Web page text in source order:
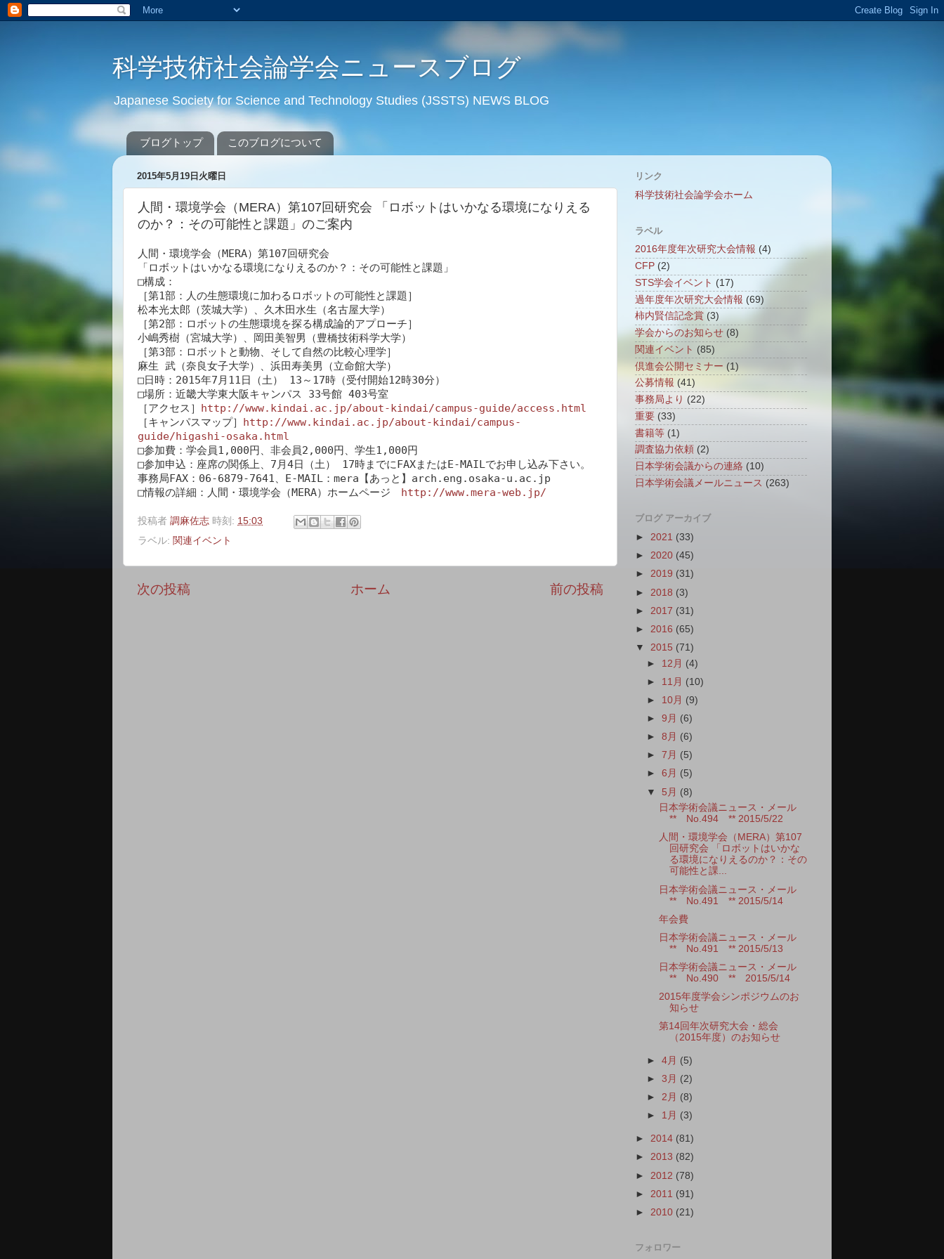
科学技術社会論学会ニュースブログ
Japanese Society for Science and Technology Studies (JSSTS) NEWS BLOG
ブログトップ このブログについて
2015年5月19日火曜日
人間・環境学会（MERA）第107回研究会 「ロボットはいかなる環境になりえる
のか？：その可能性と課題」のご案内
人間・環境学会（MERA）第107回研究会
「ロボットはいかなる環境になりえるのか？：その可能性と課題」
□構成：
［第1部：人の生態環境に加わるロボットの可能性と課題］
松本光太郎（茨城大学）、久木田水生（名古屋大学）
［第2部：ロボットの生態環境を探る構成論的アプローチ］
小嶋秀樹（宮城大学）、岡田美智男（豊橋技術科学大学）
［第3部：ロボットと動物、そして自然の比較心理学］
麻生 武（奈良女子大学）、浜田寿美男（立命館大学）
□日時：2015年7月11日（土） 13～17時（受付開始12時30分）
□場所：近畿大学東大阪キャンパス 33号館 403号室
［アクセス］ http://www.kindai.ac.jp/about-kindai/campus-guide/access.html
［キャンパスマップ］ http://www.kindai.ac.jp/about-kindai/campus-
guide/higashi-osaka.html
□参加費：学会員1,000円、非会員2,000円、学生1,000円
□参加申込：座席の関係上、7月4日（土） 17時までにFAXまたはE-MAILでお申し込み下さい。
事務局FAX：06-6879-7641、E-MAIL：mera【あっと】arch.eng.osaka-u.ac.jp
□情報の詳細：人間・環境学会（MERA）ホームページ http://www.mera-web.jp/
投稿者 調麻佐志 時刻: 15:03
ラベル: 関連イベント
次の投稿 前の投稿
ホーム
リンク
科学技術社会論学会ホーム
ラベル
2016年度年次研究大会情報 (4)
CFP (2)
STS学会イベント (17)
過年度年次研究大会情報 (69)
柿内賢信記念賞 (3)
学会からのお知らせ (8)
関連イベント (85)
倶進会公開セミナー (1)
公募情報 (41)
事務局より (22)
重要 (33)
書籍等 (1)
調査協力依頼 (2)
日本学術会議からの連絡 (10)
日本学術会議メールニュース (263)
ブログ アーカイブ
► 2021 (33)
► 2020 (45)
► 2019 (31)
► 2018 (3)
► 2017 (31)
► 2016 (65)
▼ 2015 (71)
► 12月 (4)
► 11月 (10)
► 10月 (9)
►9月 (6)
►8月 (6)
►7月 (5)
►6月 (5)
▼ 5月 (8)
日本学術会議ニュース・メール
** No.494 ** 2015/5/22
人間・環境学会（MERA）第107
回研究会 「ロボットはいかな
る環境になりえるのか？：その
可能性と課...
日本学術会議ニュース・メール
** No.491 ** 2015/5/14
年会費
日本学術会議ニュース・メール
** No.491 ** 2015/5/13
日本学術会議ニュース・メール
** No.490 ** 2015/5/14
2015年度学会シンポジウムのお
知らせ
第14回年次研究大会・総会
（2015年度）のお知らせ
►4月 (5)
►3月 (2)
►2月 (8)
► 1月 (3)
► 2014 (81)
► 2013 (82)
► 2012 (78)
► 2011 (91)
► 2010 (21)
フォロワー